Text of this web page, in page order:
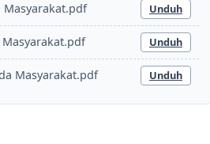
Masyarakat.pdf
Unduh
Unduh
Masyarakat.pdf Unduh